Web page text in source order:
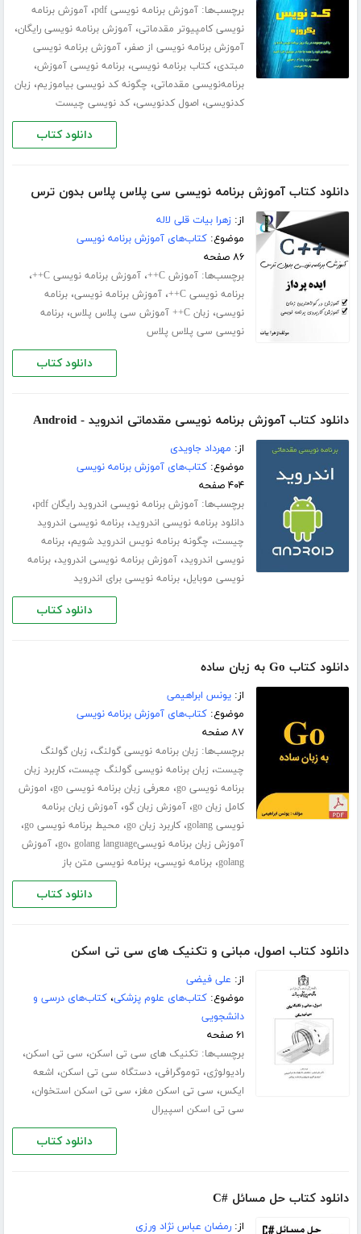
برچسب‌ها:آموزش برنامه نویسی pdf ،آموزش برنامه
نویسی کامپیوتر مقدماتی،آموزش برنامه نویسی رایگان،
آموزش برنامه نویسی از صفر،آموزش برنامه نویسی
مبتدی،کتاب برنامه نویسی،برنامه نویسی آموزش،
برنامه‌نویسی مقدماتی، چگونه کد نویسی بیاموزیم، زبان
کدنویسی، اصول کدنویسی،کد نویسی چیست
دانلود کتاب
دانلود کتاب آموزش برنامه نویسی سی پلاس پلاس بدون ترس
از:زهرا بیات قلی لاله
موضوع:کتاب‌های آموزش برنامه نویسی
۸۶ صفحه
برچسب‌ها:آموزش C++ ،آموزش برنامه نویسی C++ ،
برنامه نویسی C++ ،آموزش برنامه نویسی،برنامه
نویسی، زبان C++ آموزش سی پلاس پلاس ،برنامه
نویسی سی پلاس پلاس
دانلود کتاب
دانلود کتاب آموزش برنامه نویسی مقدماتی اندروید - Android
از: مهرداد جاویدی
موضوع:کتاب‌های آموزش برنامه نویسی
۴۰۴ صفحه
برچسب‌ها:آموزش برنامه نویسی اندروید رایگان pdf ،
دانلود برنامه نویسی اندروید،برنامه نویسی اندروید
چیست، چگونه برنامه نویس اندروید شویم،برنامه
نویسی اندروید،آموزش برنامه نویسی اندروید،برنامه
نویسی موبایل،برنامه نویسی برای اندروید
دانلود کتاب
دانلود کتاب Go به زبان ساده
از:یونس ابراهیمی
موضوع:کتاب‌های آموزش برنامه نویسی
۸۷ صفحه
برچسب‌ها: زبان برنامه نویسی گولنگ، زبان گولنگ
چیست، زبان برنامه نویسی گولنگ چیست،کاربرد زبان
برنامه نویسی go
، معرفی زبان برنامه نویسی go ، اموزش
کامل زبان go
،آموزش زبان گو،آموزش زبان برنامه
نویسی golang
،کاربرد زبان go ، محیط برنامه نویسی go ،
آموزش زبان برنامه نویسیgo ، golang language ،آموزش
golang،برنامه نویسی،برنامه نویسی متن باز
دانلود کتاب
دانلود کتاب اصول، مبانی و تکنیک های سی تی اسکن
از: علی فیضی
موضوع:کتاب‌های علوم پزشکی،کتاب‌های درسی و
دانشجویی
۶۱ صفحه
برچسب‌ها: تکنیک های سی تی اسکن، سی تی اسکن،
رادیولوژی، توموگرافی،دستگاه سی تی اسکن، اشعه
ایکس، سی تی اسکن مغز، سی تی اسکن استخوان،
سی تی اسکن اسپیرال
دانلود کتاب
دانلود کتاب حل مسائل #C
از:رمضان عباس نژاد ورزی